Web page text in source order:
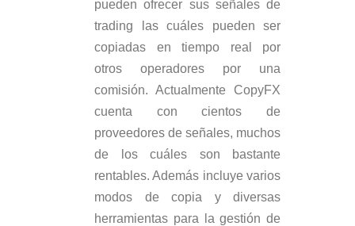
pueden ofrecer sus señales de
trading las cuáles pueden ser
copiadas en tiempo real por
otros operadores por una
comisión. Actualmente CopyFX
cuenta con cientos de
proveedores de señales, muchos
de los cuáles son bastante
rentables. Además incluye varios
modos de copia y diversas
herramientas para la gestión de